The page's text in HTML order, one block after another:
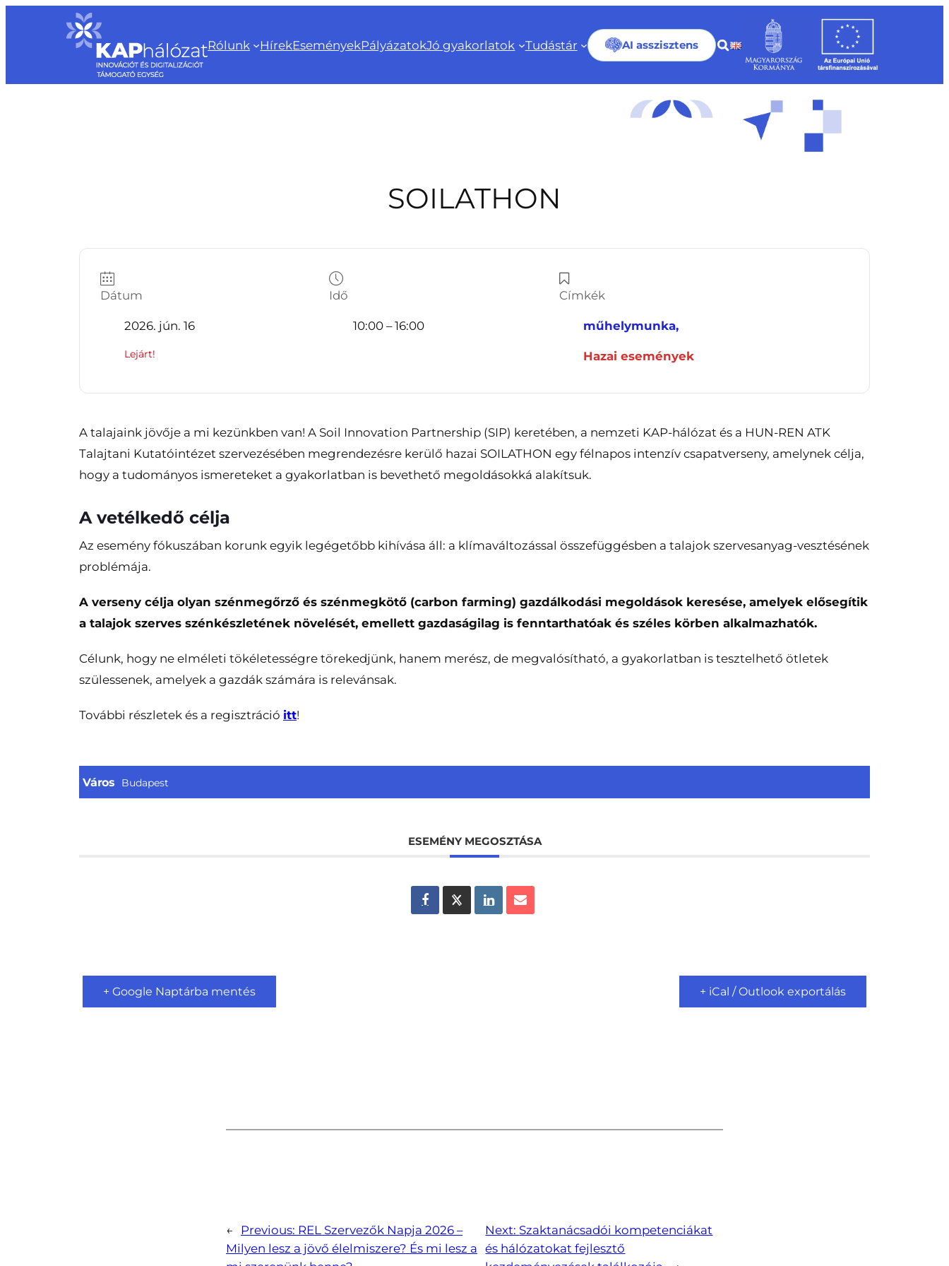
tartalomhoz
Rólunk HírekEseményekPályázatokJó gyakorlatok Tudástár AI asszisztens
SOILATHON
Dátum
2026. jún. 16
Lejárt!
Idő
10:00 – 16:00
Címkék
műhelymunka,
Hazai események
A talajaink jövője a mi kezünkben van! A Soil Innovation Partnership (SIP) keretében, a nemzeti KAP-hálózat és a HUN-REN ATK
Talajtani Kutatóintézet szervezésében megrendezésre kerülő hazai SOILATHON egy félnapos intenzív csapatverseny, amelynek célja,
hogy a tudományos ismereteket a gyakorlatban is bevethető megoldásokká alakítsuk.
A vetélkedő célja
Az esemény fókuszában korunk egyik legégetőbb kihívása áll: a klímaváltozással összefüggésben a talajok szervesanyag-vesztésének
problémája.
A verseny célja olyan szénmegőrző és szénmegkötő (carbon farming) gazdálkodási megoldások keresése, amelyek elősegítik
a talajok szerves szénkészletének növelését, emellett gazdaságilag is fenntarthatóak és széles körben alkalmazhatók.
Célunk, hogy ne elméleti tökéletességre törekedjünk, hanem merész, de megvalósítható, a gyakorlatban is tesztelhető ötletek
szülessenek, amelyek a gazdák számára is relevánsak.
További részletek és a regisztráció itt!
Város Budapest
ESEMÉNY MEGOSZTÁSA
+ Google Naptárba mentés + iCal / Outlook exportálás
← Previous: REL Szervezők Napja 2026 –
Milyen lesz a jövő élelmiszere? És mi lesz a
Next: Szaktanácsadói kompetenciákat
és hálózatokat fejlesztő